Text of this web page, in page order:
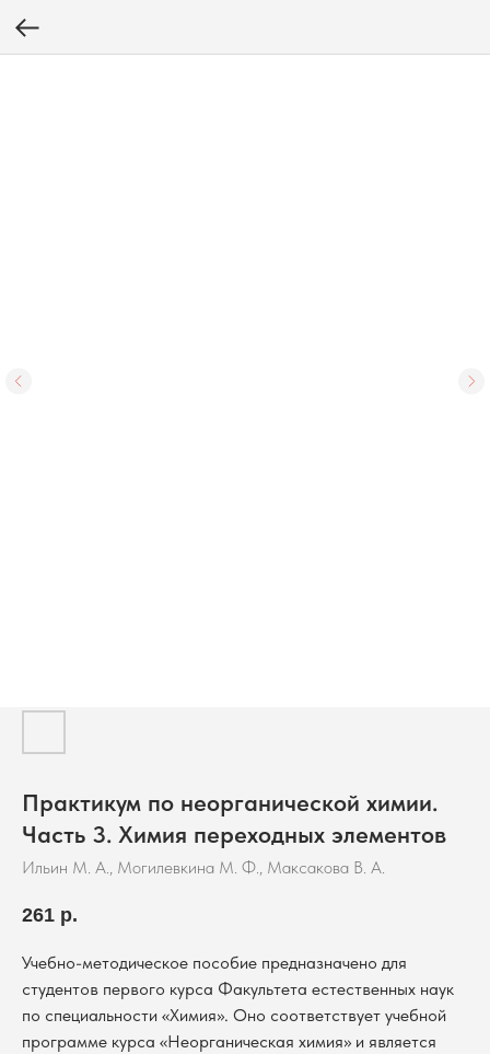
Практикум по неорганической химии.
Часть 3. Химия переходных элементов
Ильин М. А., Могилевкина М. Ф., Максакова В. А.
261 р.
Учебно-методическое пособие предназначено для
студентов первого курса Факультета естественных наук
по специальности «Химия». Оно соответствует учебной
программе курса «Неорганическая химия» и является